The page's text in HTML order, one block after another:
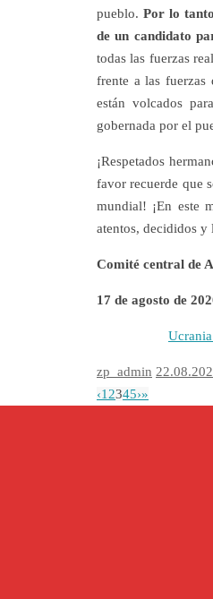
pueblo. Por lo
de un candidato
todas las fuerzas
frente a las fuerzas
están volcados
gobernada por el
¡Respetados
favor recuerde que
mundial! ¡En este
atentos, decididos y
Comité central de
17 de agosto de
zp_admin
‹12345›»